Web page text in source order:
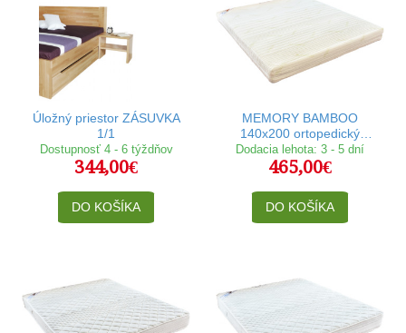
Úložný priestor ZÁSUVKA
1/1
Dostupnosť 4 - 6 týždňov
344,00€
DO KOŠÍKA
MEMORY BAMBOO
140x200 ortopedický
matrac
Dodacia lehota: 3 - 5 dní
465,00€
DO KOŠÍKA